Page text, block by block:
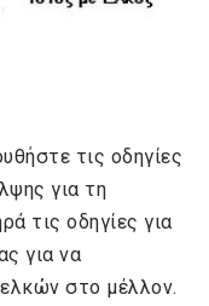
τις οδηγίες
για τη
τις οδηγίες για
για να
στο μέλλον.